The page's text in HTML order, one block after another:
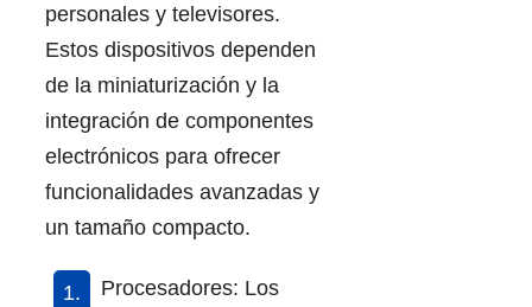
personales y televisores.
Estos dispositivos dependen
de la miniaturización y la
integración de componentes
electrónicos para ofrecer
funcionalidades avanzadas y
un tamaño compacto.
Procesadores: Los